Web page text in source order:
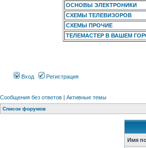
ОСНОВЫ ЭЛЕКТРОНИКИ
СХЕМЫ ТЕЛЕВИЗОРОВ
СХЕМЫ ПРОЧИЕ
ТЕЛЕМАСТЕР В ВАШЕМ
Вход Регистрация
Сообщения без ответов | Активные темы
Список форумов
Имя